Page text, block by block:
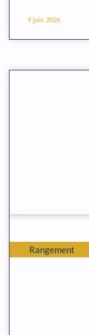
9 juin 2026
Rangement